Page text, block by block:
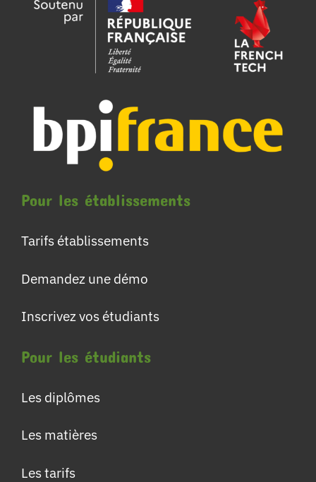
Pour les établissements
Tarifs établissements
Demandez une démo
Inscrivez vos étudiants
Pour les étudiants
Les diplômes
Les matières
Les tarifs